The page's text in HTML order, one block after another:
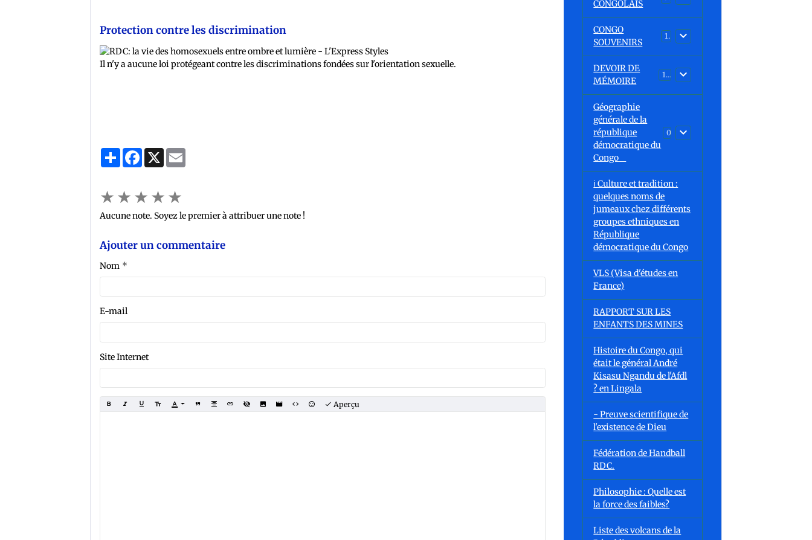
Protection contre les discrimination
Il n'y a aucune loi protégeant contre les discriminations fondées sur l'orientation sexuelle.
PartagerFacebook
X
★★★★★
Aucune note. Soyez le premier à attribuer une note !
Ajouter un commentaire
Nom
E-mail
Site Internet
Aperçu
CONGOLAIS
CONGO
SOUVENIRS
1
DEVOIR DE
MÉMOIRE
13
Géographie
générale de la
république
démocratique du
Congo
ℹ️ Culture et tradition :
quelques noms de
jumeaux chez différents
groupes ethniques en
République
démocratique du Congo
VLS (Visa d'études en
France)
RAPPORT SUR LES
ENFANTS DES MINES
Histoire du Congo, qui
était le général André
Kisasu Ngandu de l'Afdl
? en Lingala
- Preuve scientifique de
l'existence de Dieu
Fédération de Handball
RDC.
Philosophie : Quelle est
la force des faibles?
Liste des volcans de la